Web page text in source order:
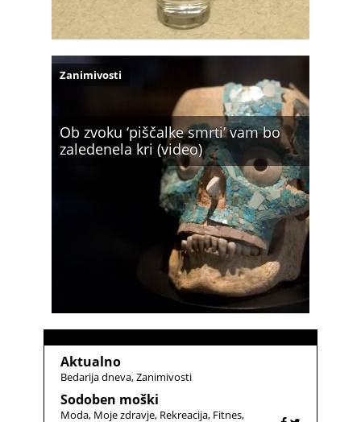
Ob zvoku ‘piščalke smrti’ vam bo
zaledenela kri (video)
Zanimivosti
Aktualno
Bedarija dneva Zanimivosti
Sodoben moški
Moda Moje zdravje Rekreacija Fitnes